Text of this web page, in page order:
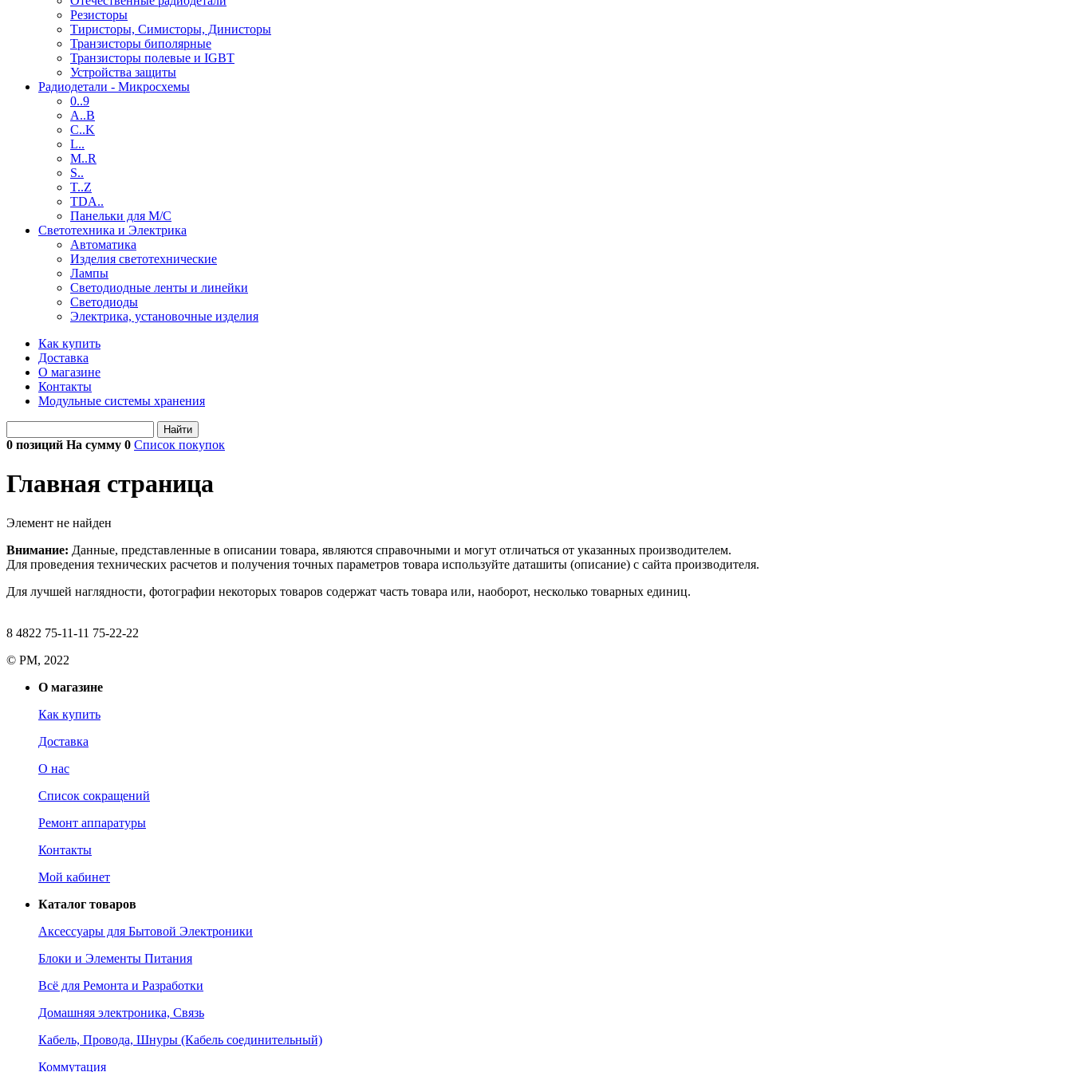
Резисторы
Тиристоры, Симисторы, Динисторы
Транзисторы биполярные
Транзисторы полевые и IGBT
Устройства защиты
Радиодетали - Микросхемы
0..9
A..B
C..K
L..
M..R
S..
T..Z
TDA..
Панельки для М/С
Светотехника и Электрика
Автоматика
Изделия светотехнические
Лампы
Светодиодные ленты и линейки
Светодиоды
Электрика, установочные изделия
Как купить
Доставка
О магазине
Контакты
Модульные системы хранения
Найти
0 позиций На сумму 0 Список покупок
Главная страница
Элемент не найден
Внимание: Данные, представленные в описании товара, являются справочными и могут отличаться от указанных производителем.
Для проведения технических расчетов и получения точных параметров товара используйте даташиты (описание) с сайта производителя.
Для лучшей наглядности, фотографии некоторых товаров содержат часть товара или, наоборот, несколько товарных единиц.
8 4822 75-11-11 75-22-22
© РМ, 2022
О магазине
Как купить
Доставка
О нас
Список сокращений
Ремонт аппаратуры
Контакты
Мой кабинет
Каталог товаров
Аксессуары для Бытовой Электроники
Блоки и Элементы Питания
Всё для Ремонта и Разработки
Домашняя электроника, Связь
Кабель, Провода, Шнуры (Кабель соединительный)
Коммутация